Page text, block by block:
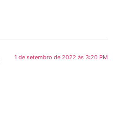
1 de setembro de 2022 às 3:20 PM